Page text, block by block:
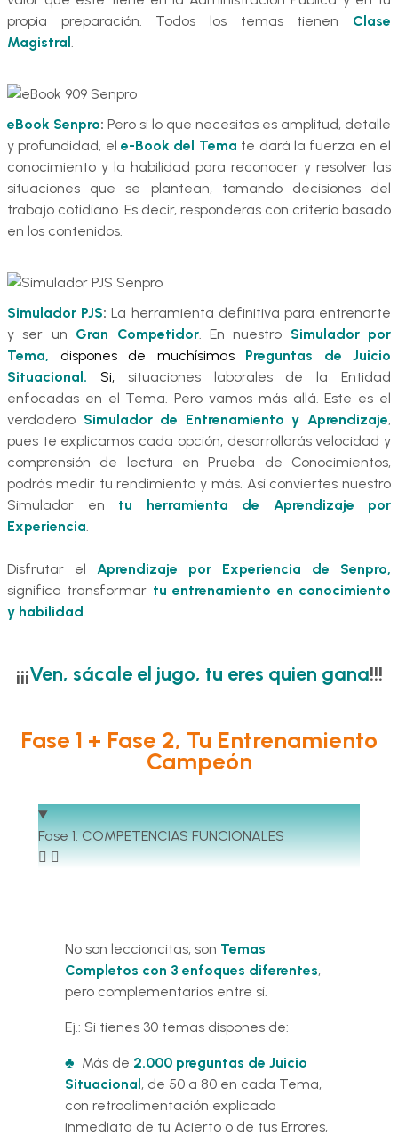
propia preparación. Todos los temas tienen Clase
Magistral
eBook Senpro: Pero si lo que necesitas es amplitud, detalle
y profundidad, ele-Book del Tema te dará la fuerza en el
conocimiento y la habilidad para reconocer y resolver las
situaciones que se plantean, tomando decisiones del
trabajo cotidiano. Es decir, responderás con criterio basado
en los contenidos.
Simulador PJS: La herramienta definitiva para entrenarte
y ser un Gran Competidor. En nuestro Simulador por
Tema, dispones de muchísimas Preguntas de Juicio
Situacional. Si,situaciones laborales de la Entidad
enfocadas en el Tema. Pero vamos más allá. Este es el
verdadero Simulador de Entrenamiento y Aprendizaje,
pues te explicamos cada opción, desarrollarás velocidad y
comprensión de lectura en Prueba de Conocimientos,
podrás medir tu rendimiento y más. Así conviertes nuestro
Simulador en tu herramienta de Aprendizaje por
Experiencia
Disfrutar el Aprendizaje por Experiencia de Senpro,
significa transformar tu entrenamiento en conocimiento
y habilidad
¡¡¡Ven, sácale el jugo, tu eres quien gana!!!
Fase 1 + Fase 2, Tu Entrenamiento
Campeón
Fase 1: COMPETENCIAS FUNCIONALES
No son leccioncitas, son Temas
Completos con 3 enfoques diferentes,
pero complementarios entre sí.
Ej.: Si tienes 30 temas dispones de:
♣ Más de 2.000 preguntas de Juicio
Situacional , de 50 a 80 en cada Tema,
con retroalimentación explicada
inmediata de tu Acierto o de tus Errores,